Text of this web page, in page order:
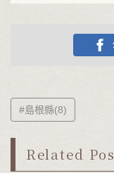
#島根縣(8)
Related